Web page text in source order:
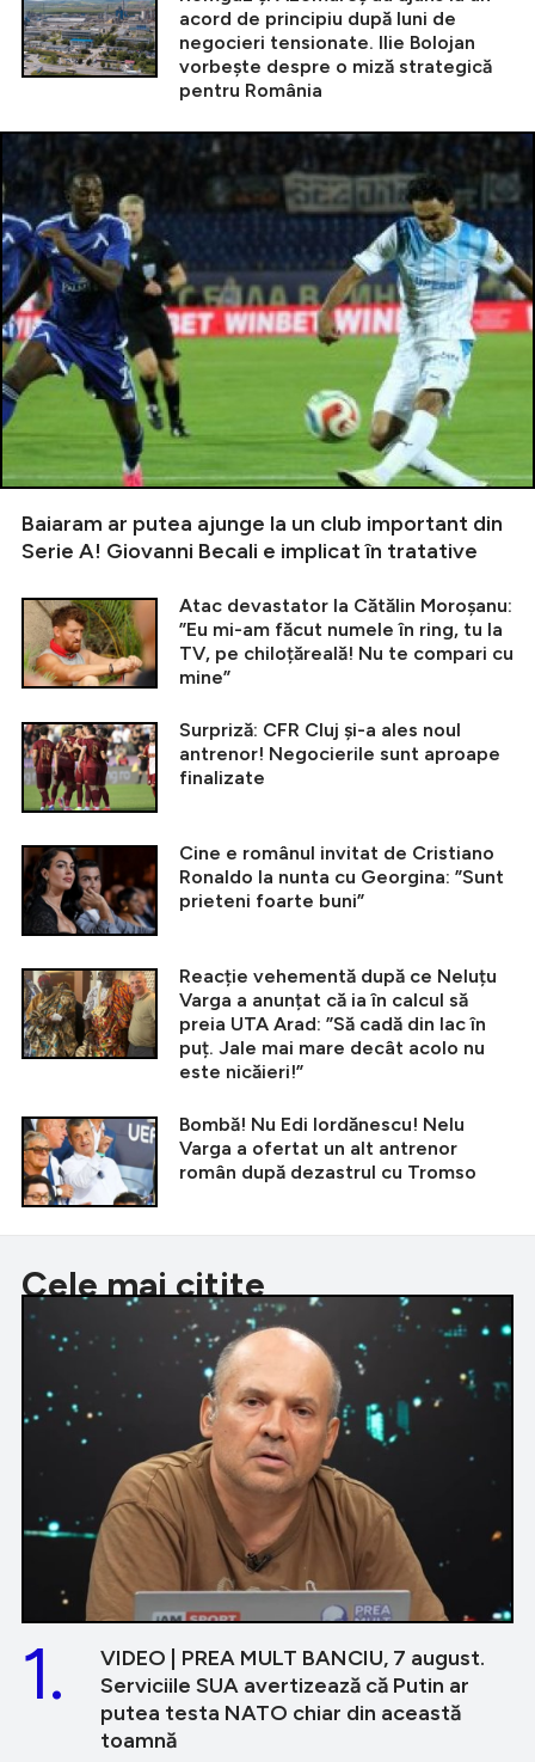
acord de principiu după luni de
negocieri tensionate. Ilie Bolojan
vorbește despre o miză strategică
pentru România
Baiaram ar putea ajunge la un club important din
Serie A! Giovanni Becali e implicat în tratative
Atac devastator la Cătălin Moroșanu:
”Eu mi-am făcut numele în ring, tu la
TV, pe chiloțăreală! Nu te compari cu
mine”
Surpriză: CFR Cluj și-a ales noul
antrenor! Negocierile sunt aproape
finalizate
Cine e românul invitat de Cristiano
Ronaldo la nunta cu Georgina: ”Sunt
prieteni foarte buni”
Reacție vehementă după ce Neluțu
Varga a anunțat că ia în calcul să
preia UTA Arad: ”Să cadă din lac în
puț. Jale mai mare decât acolo nu
este nicăieri!”
Bombă! Nu Edi Iordănescu! Nelu
Varga a ofertat un alt antrenor
român după dezastrul cu Tromso
Cele mai citite
VIDEO | PREA MULT BANCIU, 7 august.
Serviciile SUA avertizează că Putin ar
putea testa NATO chiar din această
toamnă
1.